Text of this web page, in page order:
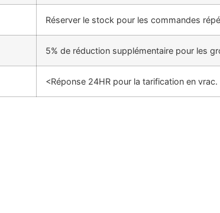
Réserver le stock pour les commandes
5% de réduction supplémentaire pour les
<Réponse 24HR pour la tarification en vrac.